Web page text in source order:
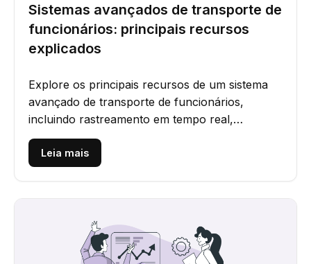
Sistemas avançados de transporte de
funcionários: principais recursos
explicados
Explore os principais recursos de um sistema
avançado de transporte de funcionários,
incluindo rastreamento em tempo real,
otimização de rotas, segurança e...
Leia mais